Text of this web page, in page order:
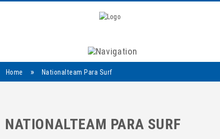
Navigation
Home » Nationalteam Para Surf
NATIONALTEAM PARA SURF